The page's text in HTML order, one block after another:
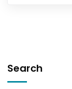
Search